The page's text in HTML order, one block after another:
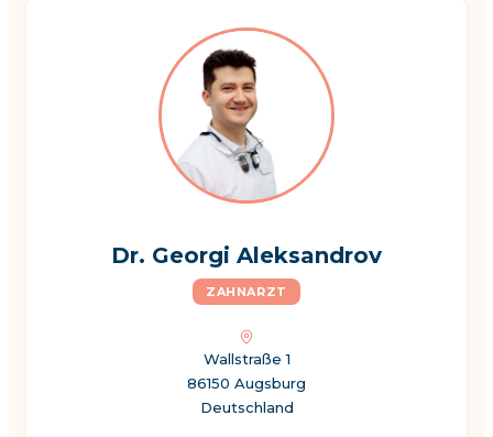
Dr. Georgi Aleksandrov
ZAHNARZT
Wallstraße 1
86150 Augsburg
Deutschland